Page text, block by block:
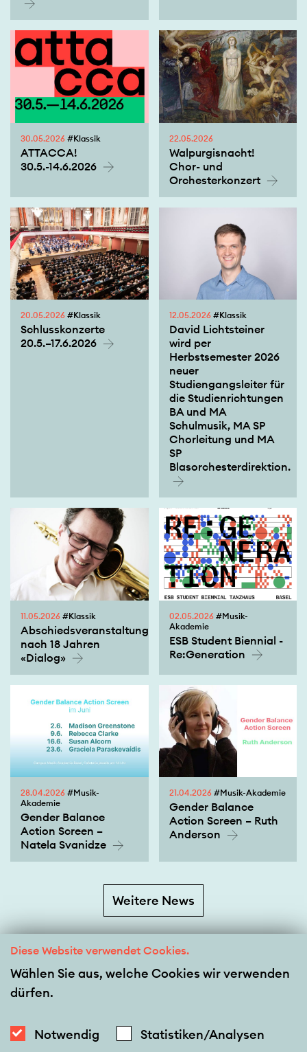
30.05.2026 #Klassik
ATTACCA!
30.5.-14.6.2026
22.05.2026
Walpurgisnacht!
Chor- und
Orchesterkonzert
20.05.2026 #Klassik
Schlusskonzerte
20.5.–17.6.2026
12.05.2026#Klassik
David Lichtsteiner
wird per
Herbstsemester 2026
neuer
Studiengangsleiter für
die Studienrichtungen
BA und MA
Schulmusik, MA SP
Chorleitung und MA
SP
Blasorchesterdirektion.
11.05.2026 #Klassik
Abschiedsveranstaltung
nach 18 Jahren
«Dialog»
02.05.2026#Musik-
Akademie
ESB Student Biennial -
Re:Generation
28.04.2026 #Musik-
Akademie
Gender Balance
Action Screen –
Natela Svanidze
21.04.2026#Musik-Akademie
Gender Balance
Action Screen – Ruth
Anderson
Weitere News
Diese Website verwendet Cookies.
Wählen Sie aus, welche Cookies wir verwenden
dürfen.
Notwendig Statistiken/Analysen